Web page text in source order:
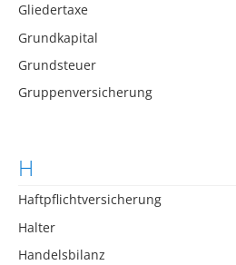
Gliedertaxe
Grundkapital
Grundsteuer
Gruppenversicherung
H
Haftpflichtversicherung
Halter
Handelsbilanz